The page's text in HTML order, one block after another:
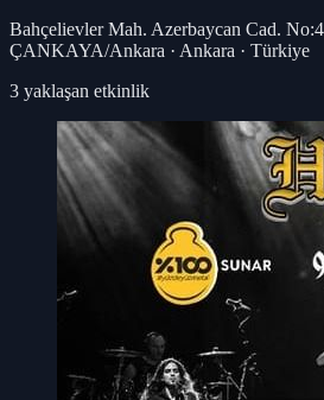
Bahçelievler Mah. Azerbaycan Cad.
ÇANKAYA/Ankara · Ankara · Türkiye
3 yaklaşan etkinlik